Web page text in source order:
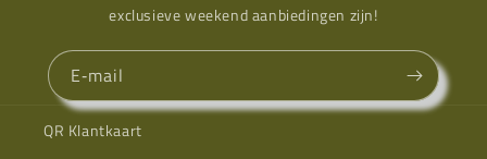
exclusieve weekend aanbiedingen zijn!
E‑mail
QR Klantkaart